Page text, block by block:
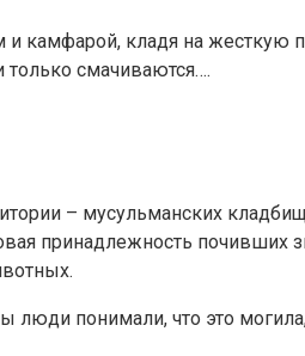
кладя на
смачиваются….
– мусульманских
принадлежность
люди понимали, что это